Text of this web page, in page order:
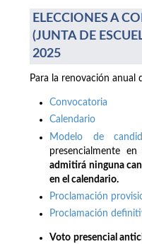
ELECCIONES A
(JUNTA DE
2025
Para la renovación anual
Convocatoria
Calendario
Modelo de
presencialmente
admitirá ninguna
en el calendario.
Proclamación
Proclamación
Voto presencial